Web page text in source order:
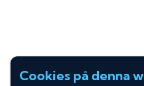
Cookies på denna